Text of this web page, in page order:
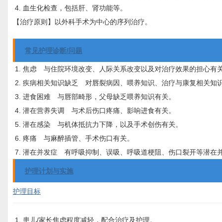
血生化检查，包括肝、肾功能等。
【治疗原则】
以外科手术为中心的序列治疗。
常见护理诊断/问题
焦虑 与住院环境改变、人际关系改变以及对治疗效果的担心有关
疾病相关知识缺乏
对唇裂病因、喂养知识、治疗与康复相关知识
进食困难 与唇部畸形，父母缺乏喂养知识有关。
潜在营养失调
与术后伤口疼痛、影响进食有关。
潜在感染 与机体抵抗力下降，以及手术创伤有关。
疼痛 与麻醉插管、手术伤口有关。
潜在并发症 有呼吸抑制、误吸、呼吸道梗阻、伤口裂开等潜在
护理计划与实施
护理目标
患儿/家长焦虑程度减轻，配合治疗及护理。